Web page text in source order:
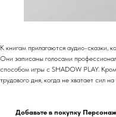
К книгам прилагаются аудио-сказки,
Они записаны голосами
способом игры с SHADOW PLAY.
трудового дня, когда не хватает сил на
Добавьте в покупку